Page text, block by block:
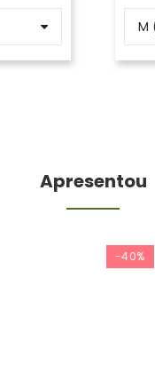
Apresentou
-40%